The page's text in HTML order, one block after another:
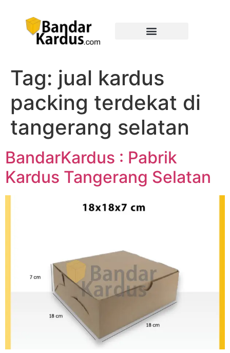
Tag: jual kardus
packing terdekat di
tangerang selatan
BandarKardus : Pabrik
Kardus Tangerang Selatan